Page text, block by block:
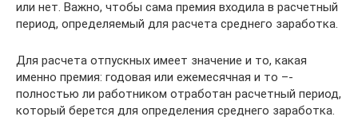
или нет. Важно, чтобы сама премия входила в расчетный
период, определяемый для расчета среднего заработка.
Для расчета отпускных имеет значение и то, какая
именно премия: годовая или ежемесячная и то –-
полностью ли работником отработан расчетный период,
который берется для определения среднего заработка.